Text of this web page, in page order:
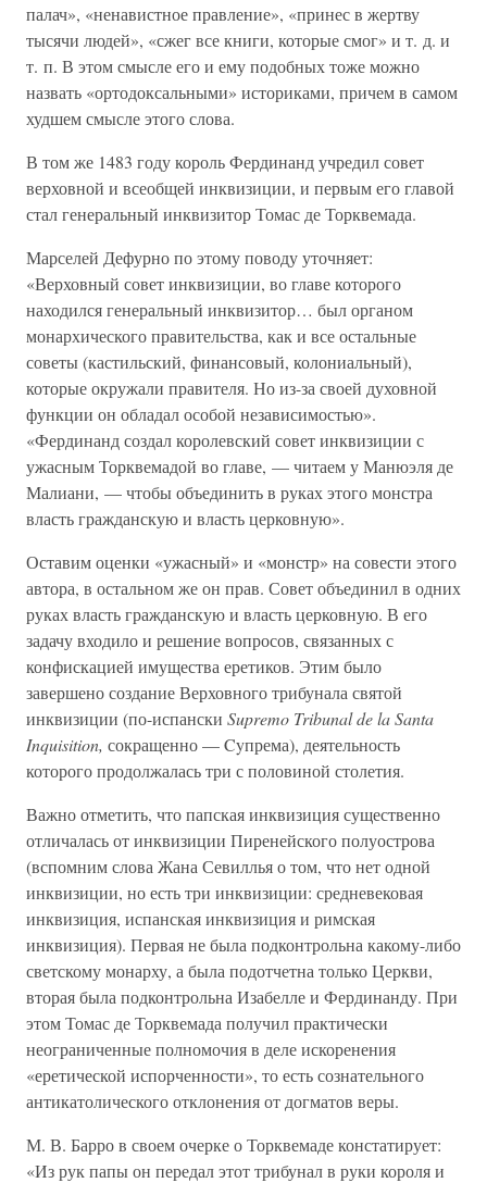
палач», «ненавистное правление», «принес в жертву
тысячи людей», «сжег все книги, которые смог» и т. д. и
т. п. В этом смысле его и ему подобных тоже можно
назвать «ортодоксальными» историками, причем в самом
худшем смысле этого слова.
В том же 1483 году король Фердинанд учредил совет
верховной и всеобщей инквизиции, и первым его главой
стал генеральный инквизитор Томас де Торквемада.
Марселей Дефурно по этому поводу уточняет:
«Верховный совет инквизиции, во главе которого
находился генеральный инквизитор… был органом
монархического правительства, как и все остальные
советы (кастильский, финансовый, колониальный),
которые окружали правителя. Но из-за своей духовной
функции он обладал особой независимостью».
«Фердинанд создал королевский совет инквизиции с
ужасным Торквемадой во главе, — читаем у Манюэля де
Малиани, — чтобы объединить в руках этого монстра
власть гражданскую и власть церковную».
Оставим оценки «ужасный» и «монстр» на совести этого
автора, в остальном же он прав. Совет объединил в одних
руках власть гражданскую и власть церковную. В его
задачу входило и решение вопросов, связанных с
конфискацией имущества еретиков. Этим было
завершено создание Верховного трибунала святой
инквизиции (по-испански Supremo Tribunal de la Santa
Inquisition, сокращенно — Cyпрема), деятельность
которого продолжалась три с половиной столетия.
Важно отметить, что папская инквизиция существенно
отличалась от инквизиции Пиренейского полуострова
(вспомним слова Жана Севиллья о том, что нет одной
инквизиции, но есть три инквизиции: средневековая
инквизиция, испанская инквизиция и римская
инквизиция). Первая не была подконтрольна какому-либо
светскому монарху, а была подотчетна только Церкви,
вторая была подконтрольна Изабелле и Фердинанду. При
этом Томас де Торквемада получил практически
неограниченные полномочия в деле искоренения
«еретической испорченности», то есть сознательного
антикатолического отклонения от догматов веры.
М. В. Барро в своем очерке о Торквемаде констатирует:
«Из рук папы он передал этот трибунал в руки короля и